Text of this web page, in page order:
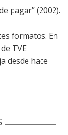
pagar” (2002).
formatos. En
TVE
desde hace